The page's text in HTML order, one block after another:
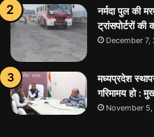
नर्मदा पुल की
ट्रांसपोर्टरों की
December 7,
मध्यप्रदेश
गरिमामय हो :
November